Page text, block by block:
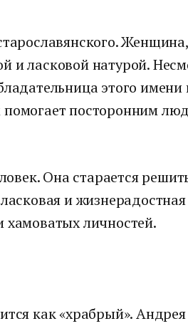
Женщина,
и ласковой натурой.
этого имени
посторонним
Она старается
и жизнерадостная
хамоватых личностей.
как «храбрый».